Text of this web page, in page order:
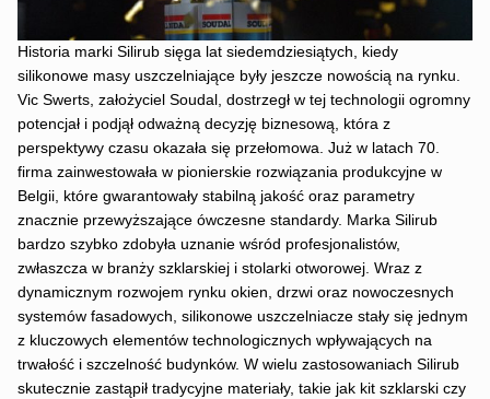
Historia marki Silirub sięga lat siedemdziesiątych, kiedy
silikonowe masy uszczelniające były jeszcze nowością na rynku.
Vic Swerts, założyciel Soudal, dostrzegł w tej technologii ogromny
potencjał i podjął odważną decyzję biznesową, która z
perspektywy czasu okazała się przełomowa. Już w latach 70.
firma zainwestowała w pionierskie rozwiązania produkcyjne w
Belgii, które gwarantowały stabilną jakość oraz parametry
znacznie przewyższające ówczesne standardy. Marka Silirub
bardzo szybko zdobyła uznanie wśród profesjonalistów,
zwłaszcza w branży szklarskiej i stolarki otworowej. Wraz z
dynamicznym rozwojem rynku okien, drzwi oraz nowoczesnych
systemów fasadowych, silikonowe uszczelniacze stały się jednym
z kluczowych elementów technologicznych wpływających na
trwałość i szczelność budynków. W wielu zastosowaniach Silirub
skutecznie zastąpił tradycyjne materiały, takie jak kit szklarski czy